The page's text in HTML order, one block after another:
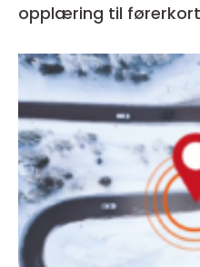
opplæring til